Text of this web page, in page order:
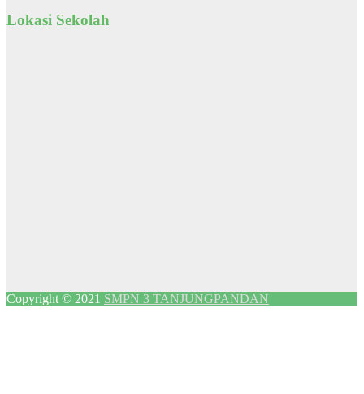
Lokasi Sekolah
Copyright © 2021 SMPN 3 TANJUNGPANDAN